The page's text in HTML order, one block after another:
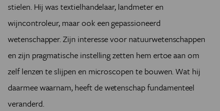
stielen. Hij was textielhandelaar, landmeter en
wijncontroleur, maar ook een gepassioneerd
wetenschapper. Zijn interesse voor natuurwetenschappen
en zijn pragmatische instelling zetten hem ertoe aan om
zelf lenzen te slijpen en microscopen te bouwen. Wat hij
daarmee waarnam, heeft de wetenschap fundamenteel
veranderd.